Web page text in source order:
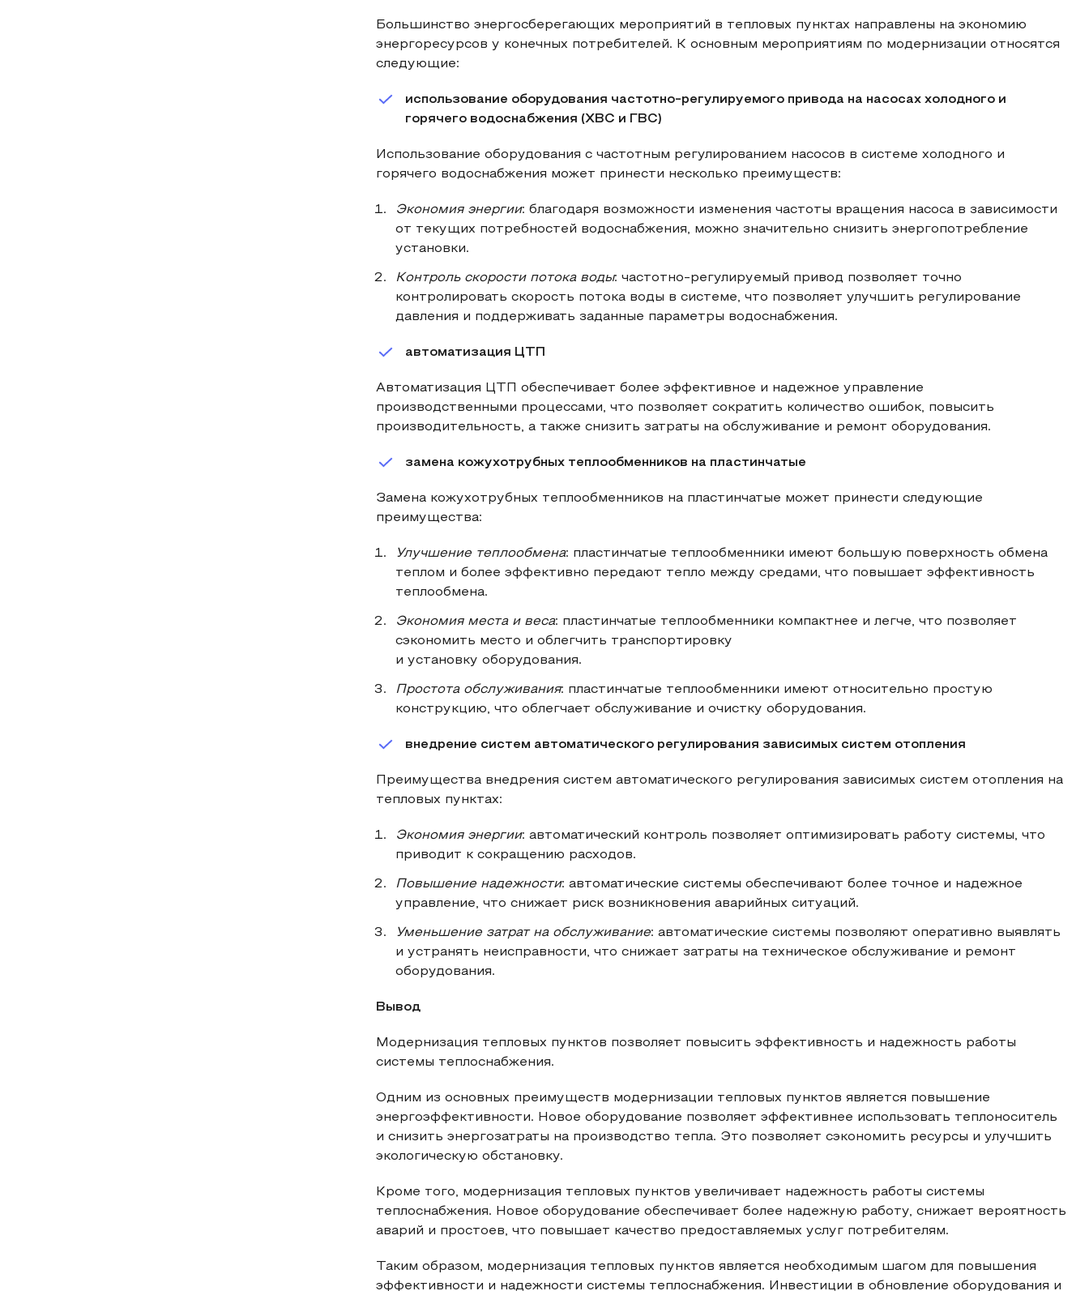
Большинство энергосберегающих мероприятий в тепловых пунктах направлены на экономию
энергоресурсов у конечных потребителей. К основным мероприятиям по модернизации относятся
следующие:
использование оборудования частотно-регулируемого привода на насосах холодного и
горячего водоснабжения (ХВС и ГВС)
Использование оборудования с частотным регулированием насосов в системе холодного и
горячего водоснабжения может принести несколько преимуществ:
Экономия энергии: благодаря возможности изменения частоты вращения насоса в зависимости
от текущих потребностей водоснабжения, можно значительно снизить энергопотребление
установки.
Контроль скорости потока воды: частотно-регулируемый привод позволяет точно
контролировать скорость потока воды в системе, что позволяет улучшить регулирование
давления и поддерживать заданные параметры водоснабжения.
автоматизация ЦТП
Автоматизация ЦТП обеспечивает более эффективное и надежное управление
производственными процессами, что позволяет сократить количество ошибок, повысить
производительность, а также снизить затраты на обслуживание и ремонт оборудования.
замена кожухотрубных теплообменников на пластинчатые
Замена кожухотрубных теплообменников на пластинчатые может принести следующие
преимущества:
Улучшение теплообмена: пластинчатые теплообменники имеют большую поверхность обмена
теплом и более эффективно передают тепло между средами, что повышает эффективность
теплообмена.
Экономия места и веса: пластинчатые теплообменники компактнее и легче, что позволяет
сэкономить место и облегчить транспортировку
и установку оборудования.
Простота обслуживания: пластинчатые теплообменники имеют относительно простую
конструкцию, что облегчает обслуживание и очистку оборудования.
внедрение систем автоматического регулирования зависимых систем отопления
Преимущества внедрения систем автоматического регулирования зависимых систем отопления на
тепловых пунктах:
Экономия энергии: автоматический контроль позволяет оптимизировать работу системы, что
приводит к сокращению расходов.
Повышение надежности: автоматические системы обеспечивают более точное и надежное
управление, что снижает риск возникновения аварийных ситуаций.
Уменьшение затрат на обслуживание: автоматические системы позволяют оперативно выявлять
и устранять неисправности, что снижает затраты на техническое обслуживание и ремонт
оборудования.
Вывод
Модернизация тепловых пунктов позволяет повысить эффективность и надежность работы
системы теплоснабжения.
Одним из основных преимуществ модернизации тепловых пунктов является повышение
энергоэффективности. Новое оборудование позволяет эффективнее использовать теплоноситель
и снизить энергозатраты на производство тепла. Это позволяет сэкономить ресурсы и улучшить
экологическую обстановку.
Кроме того, модернизация тепловых пунктов увеличивает надежность работы системы
теплоснабжения. Новое оборудование обеспечивает более надежную работу, снижает вероятность
аварий и простоев, что повышает качество предоставляемых услуг потребителям.
Таким образом, модернизация тепловых пунктов является необходимым шагом для повышения
эффективности и надежности системы теплоснабжения. Инвестиции в обновление оборудования и